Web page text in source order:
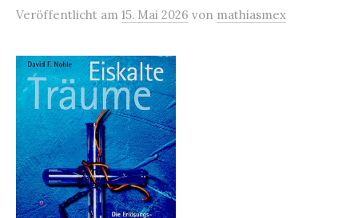
Veröffentlicht am 15. Mai 2026 von mathiasmex